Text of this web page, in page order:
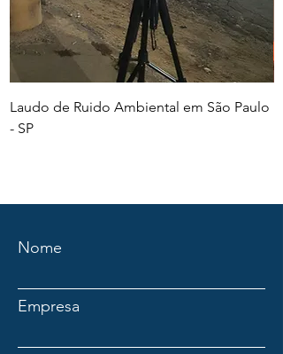
Laudo de Ruido Ambiental em São Paulo
- SP
Nome
Empresa